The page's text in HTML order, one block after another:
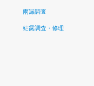
雨漏調査
結露調査・修理